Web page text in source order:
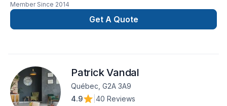
nous fera plaisir de venir discuter de vos travaux avec vous!
Member Since 2014
Get A Quote
Patrick Vandal
Québec, G2A 3A9
4.9
40 Reviews